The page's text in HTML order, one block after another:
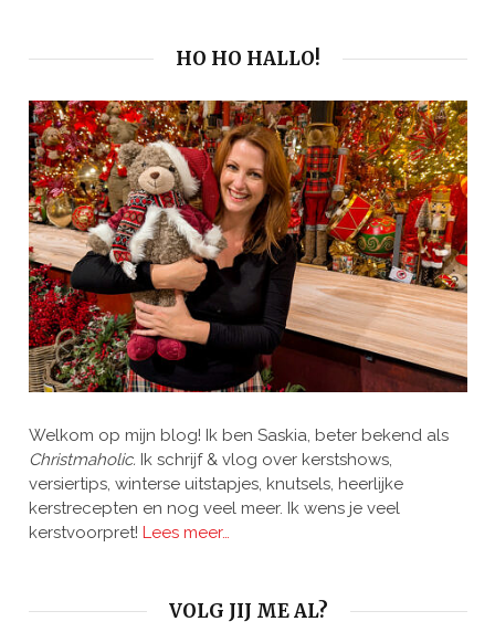
HO HO HALLO!
Welkom op mijn blog! Ik ben Saskia, beter bekend als
Christmaholic. Ik schrijf & vlog over kerstshows,
versiertips, winterse uitstapjes, knutsels, heerlijke
kerstrecepten en nog veel meer. Ik wens je veel
kerstvoorpret! Lees meer…
VOLG JIJ ME AL?